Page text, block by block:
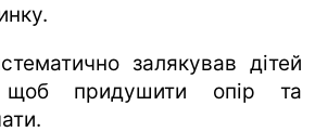
залякував дітей
щоб придушити опір та